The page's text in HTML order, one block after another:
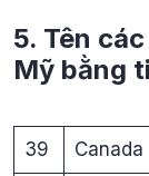
5. Tên
Mỹ bằng
39 Canada